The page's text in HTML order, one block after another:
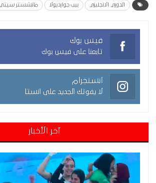
الدوري الانجليزي بيب جوارديولا مانشستر سيتي
فيس بوك
تابعنا على فيس بوك
انستجرام
لا يفوتك الجديد على انستا
آخر الأخبار